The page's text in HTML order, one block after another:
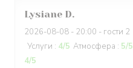
Lysiane D
2026-08-08 - 20:00 - гости 2
Услуги : 4/5 Атмосфера : 5/5
4/5